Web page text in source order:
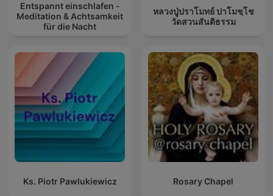
Entspannt einschlafen -
Meditation & Achtsamkeit
für die Nacht
หลวงปู่ปราโมทย์ ปาโมชฺโช
วัดสวนสันติธรรม
Ks. Piotr Pawlukiewicz Rosary Chapel